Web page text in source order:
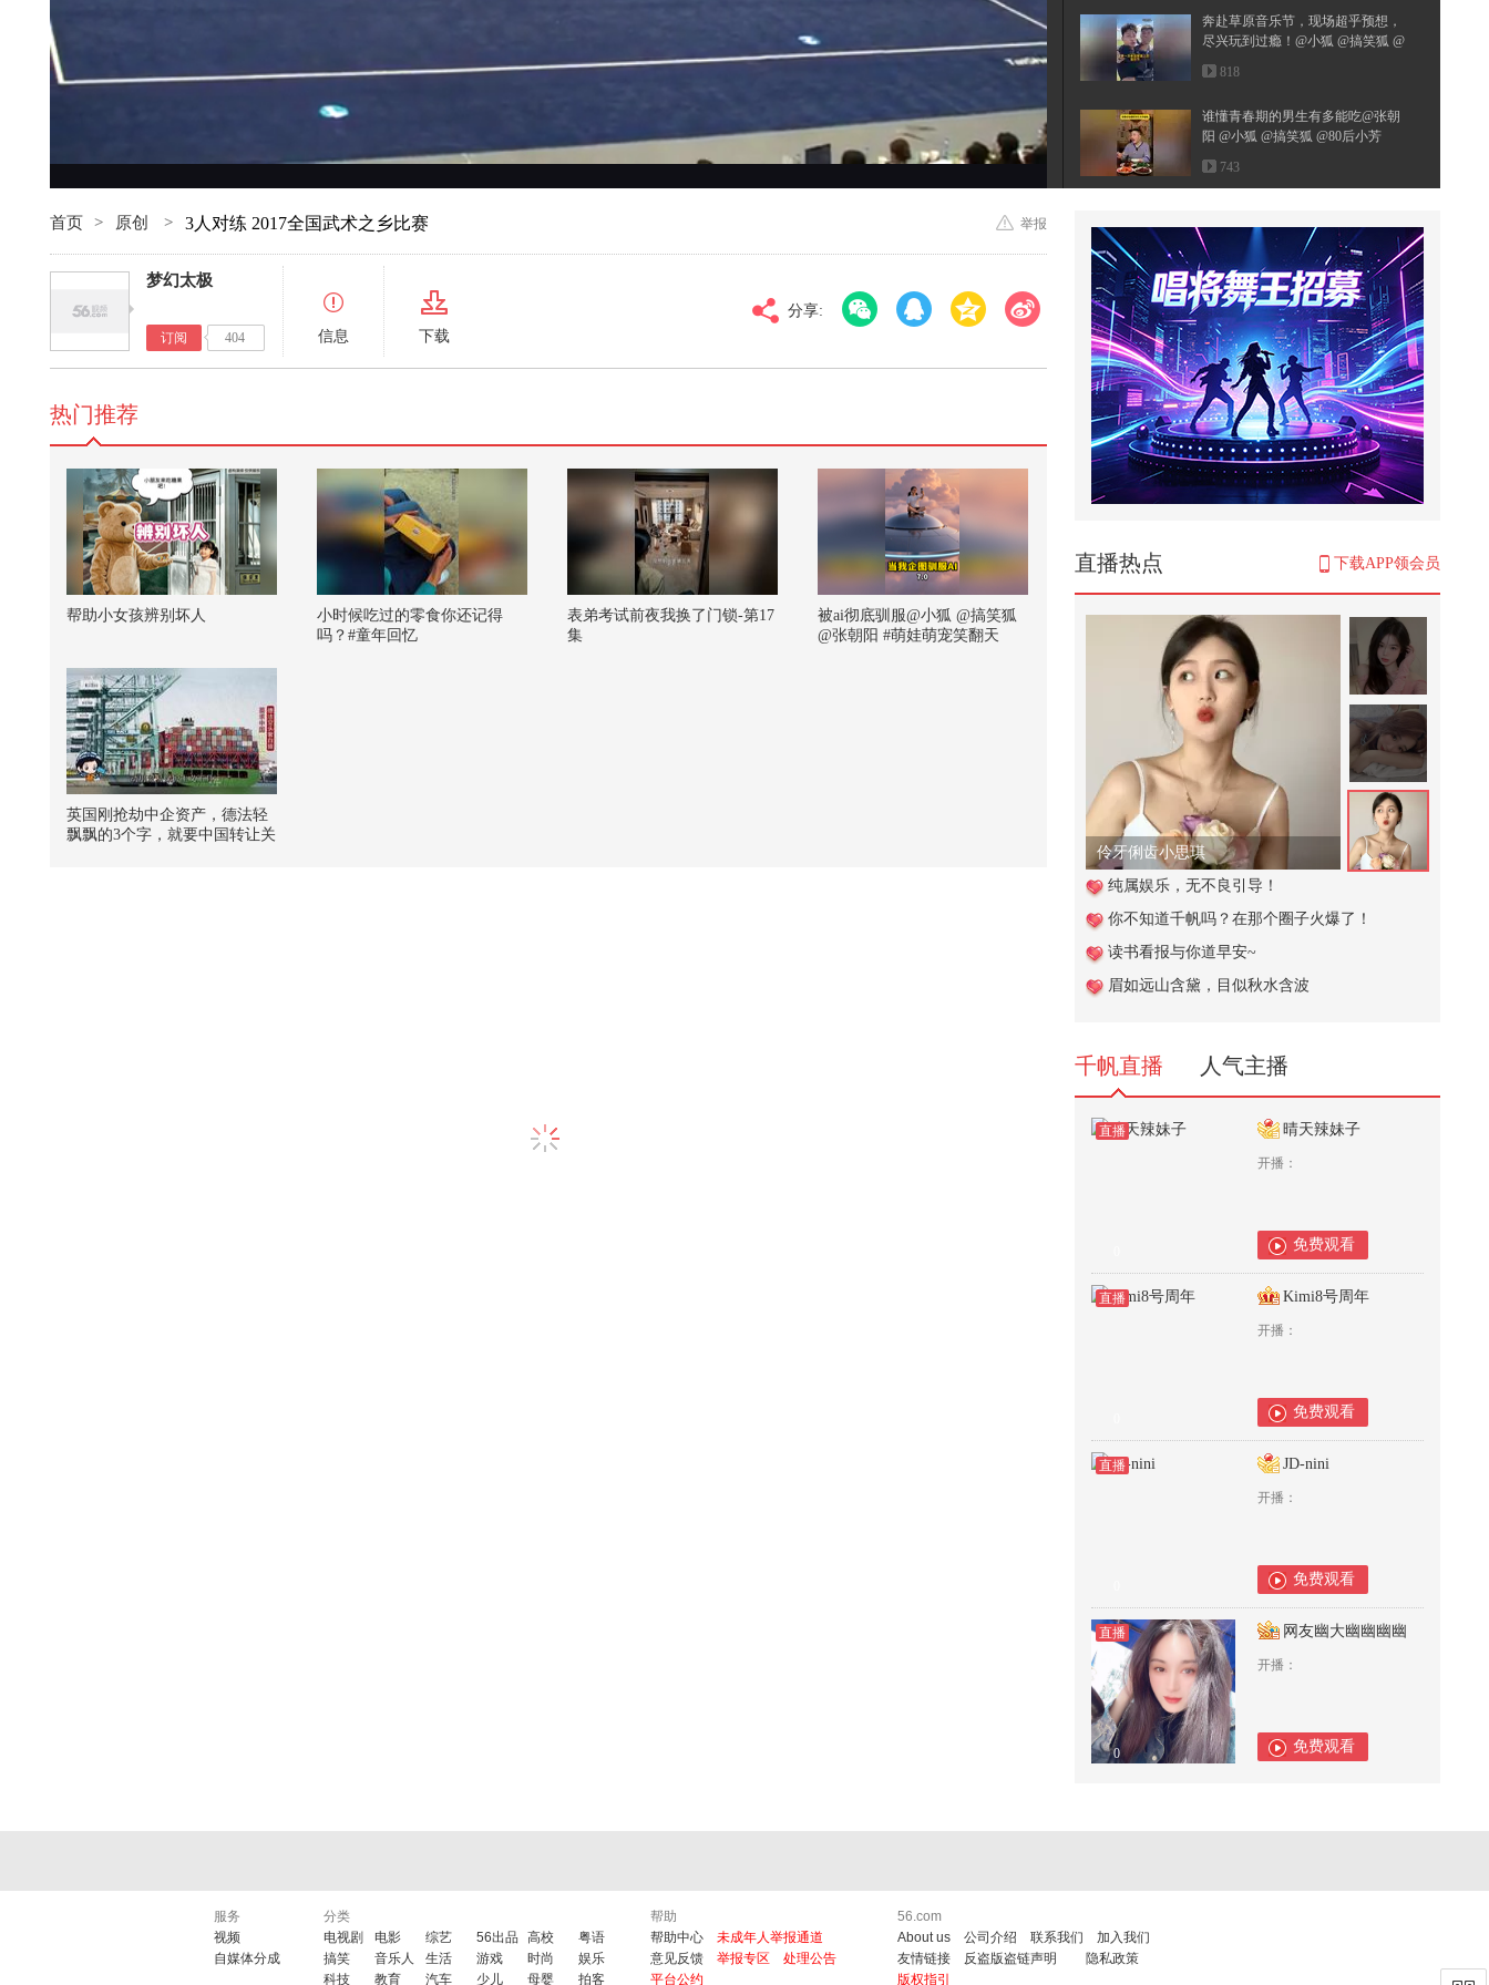
倍速
奔赴草原音乐节，现场超乎预想，
尽兴玩到过瘾！@小狐 @搞笑狐 @
张...
818
谁懂青春期的男生有多能吃@张朝
阳 @小狐 @搞笑狐 @80后小芳
743
题拖垮后半生！#全民健康素养提
升 ...
1,438
#2026秋季搜狐视频关注流大会 #地
球online秋关副本 #一不小心就潮...
5,403
不要钱的西瓜真甜#2026春季搜狐
视频关注流大会 #搜狐视频关注流2
02...
7,476
爆笑拼凑五官游戏，是怎么做到每
法国国会通过协助死亡法案，为患
者安乐死设严格条件,“张朝阳”账...
29,003
这个视频也太好看了吧。#二次元 #
原创动画 #游戏 #搞笑游戏 #AI
2,713
从韩国西海岸到苗岭深山，文化与
热爱从不分国界，韩国忠清南道体
育...
334
这个视频也太好看了吧。#二次元 #
4,780
【一镜解锁潮生活】文博会上班间
隙溜去内蒙古展区吃羊肉烧麦！去
首页 > 原创 > 3人对练 2017全国武术之乡比赛 举报
梦幻太极
订阅 404 信息 下载
分享:
直播热点 下载APP领会员
纯属娱乐，无不良引导！
你不知道千帆吗？在那个圈子火爆了！
读书看报与你道早安~
眉如远山含黛，目似秋水含波
千帆直播 人气主播
直播 晴天辣妹子
开播：
免费观看
直播 Kimi8号周年
开播：
免费观看
直播 JD-nini
开播：
免费观看
直播
0
网友幽大幽幽幽幽
开播：
免费观看
热门推荐
帮助小女孩辨别坏人
小时候吃过的零食你还记得
吗？#童年回忆
表弟考试前夜我换了门锁-第17
集
被ai彻底驯服@小狐 @搞笑狐
@张朝阳 #萌娃萌宠笑翻天
英国刚抢劫中企资产，德法轻
飘飘的3个字，就要中国转让关
服务
视频
自媒体分成
分类
电视剧
电影 综艺 56出品 高校
粤语
搞笑
音乐人 生活 游戏 时尚
娱乐
科技
教育 汽车 少儿 母婴 拍客
帮助
帮助中心
未成年人举报通道
意见反馈
举报专区
处理公告
平台公约
56.com
About us
公司介绍 联系我们
加入我们
友情链接
反盗版盗链声明
隐私政策
版权指引